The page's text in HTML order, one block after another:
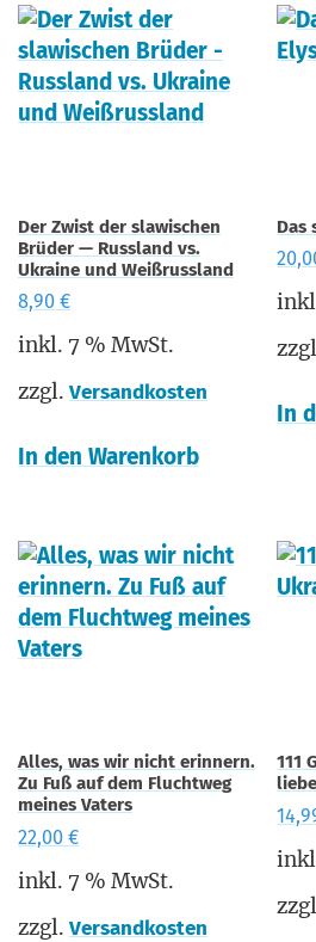
Der Zwist der slawischen
Brüder — Russland vs.
Ukraine und Weißrussland
8,90 €
inkl. 7 % MwSt.
zzgl. Versandkosten
In den Warenkorb
Das
In
Alles, was wir nicht erinnern.
Zu Fuß auf dem Fluchtweg
meines Vaters
22,00 €
inkl. 7 % MwSt.
zzgl. Versandkosten
111